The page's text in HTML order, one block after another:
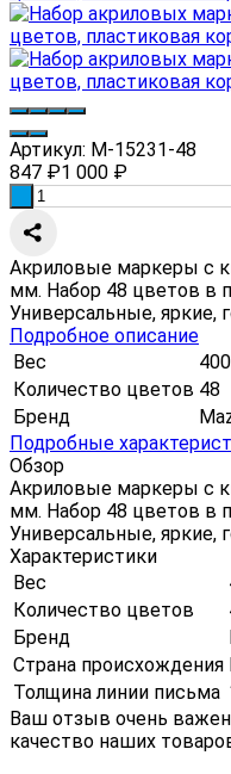
Артикул: M-15231-48
847 ₽1 000 ₽
Акриловые маркеры с
мм. Набор 48 цветов в
Универсальные, яркие,
Подробное описание
Вес
Количество цветов 48
Бренд
Подробные
Обзор
Акриловые маркеры с
мм. Набор 48 цветов в
Универсальные, яркие,
Характеристики
Вес
Количество цветов
Бренд
Страна происхождения
Толщина линии письма
Ваш отзыв очень
качество наших